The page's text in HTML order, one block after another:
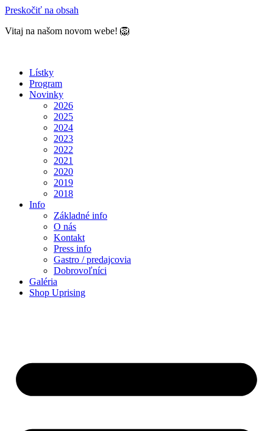
Preskočiť na obsah
Vitaj na našom novom webe! 🦁
Lístky
Program
Novinky
2026
2025
2024
2023
2022
2021
2020
2019
2018
Info
Základné info
O nás
Kontakt
Press info
Gastro / predajcovia
Dobrovoľníci
Galéria
Shop Uprising